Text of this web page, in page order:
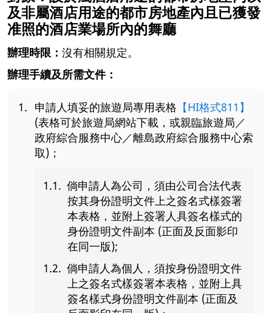
及非屬酒店用途的都市房地產內且已獲發
准照的酒店業場所內的舞廳
辦理時限： 沒有相關規定。
辦理手續及所需文件：
申請人填妥的旅遊局專用表格 【HI格式811】
(表格可於旅遊局網站下載，或親臨旅遊局／
政府綜合服務中心／離島政府綜合服務中心索
取)；
倘申請人為公司，須由公司合法代表
按其身份證明文件上之簽名式樣簽署
本表格，並附上簽署人具簽名樣式的
身份證明文件副本 (正面及反面影印
在同一版);
倘申請人為個人，須按身份證明文件
上之簽名式樣簽署本表格，並附上具
簽名樣式身份證明文件副本 (正面及